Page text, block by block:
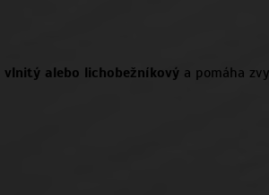
vlnitý alebo lichobežníkový a pomáha